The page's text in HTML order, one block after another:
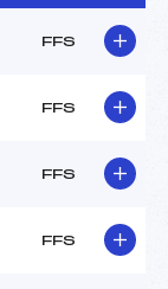
FFS
FFS
FFS
FFS